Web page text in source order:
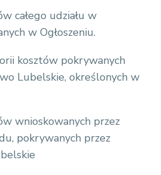
całego udziału w
w Ogłoszeniu.
kosztów pokrywanych
Lubelskie, określonych w
wnioskowanych przez
pokrywanych przez